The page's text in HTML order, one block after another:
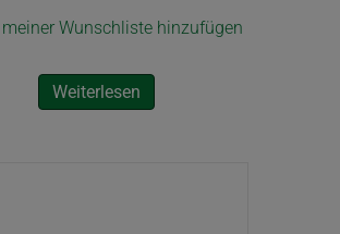
Wunschliste hinzufügen
Weiterlesen